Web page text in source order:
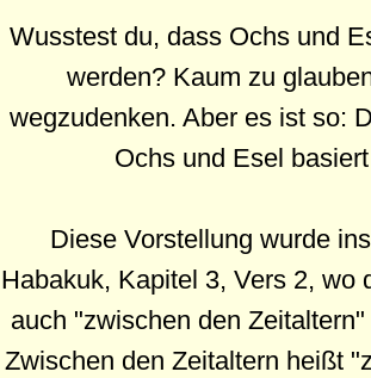
Wusstest du, dass Ochs und
werden? Kaum zu
wegzudenken. Aber es ist so:
Ochs und Esel
Diese Vorstellung wurde
Habakuk, Kapitel 3, Vers 2, wo
auch "zwischen den
Zwischen den Zeitaltern heißt